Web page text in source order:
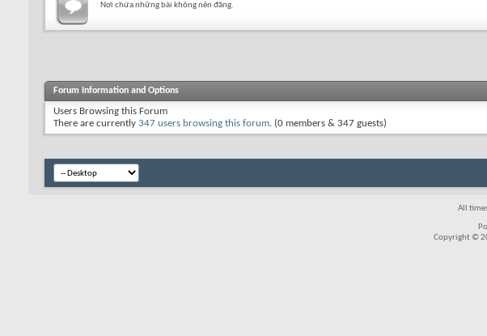
Nơi chứa những bài không nên đăng.
Forum Information and Options
Users Browsing this Forum
There are currently 347 users browsing this forum. (0 members & 347 guests)
All
Copyright ©